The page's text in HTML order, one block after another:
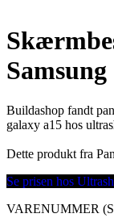
Buildashop fandt
galaxy a15 hos
Dette produkt fra
Se prisen hos
VARENUMMER